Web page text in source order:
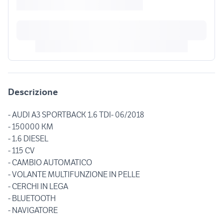
Descrizione
- AUDI A3 SPORTBACK 1.6 TDI- 06/2018
- 150000 KM
- 1.6 DIESEL
- 115 CV
- CAMBIO AUTOMATICO
- VOLANTE MULTIFUNZIONE IN PELLE
- CERCHI IN LEGA
- BLUETOOTH
- NAVIGATORE